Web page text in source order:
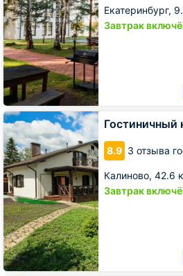
Екатеринбург,
Завтрак
SPA
Гостиничный
8.9 3 отзыва
Калиново, 42.6
Завтрак
Гостиничный
комплекс
Загорье